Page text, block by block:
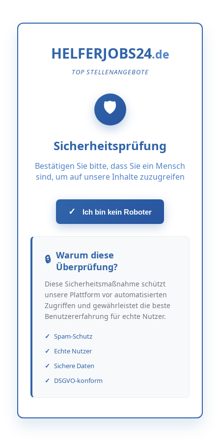
HELFERJOBS24
TOP STELLENANGEBOTE
Sicherheitsprüfung
Bestätigen Sie bitte, dass Sie ein Mensch
sind, um auf unsere Inhalte zuzugreifen
✓ Ich bin kein Roboter
Warum diese
Überprüfung?
Diese Sicherheitsmaßnahme schützt
unsere Plattform vor automatisierten
Zugriffen und gewährleistet die beste
Benutzererfahrung für echte Nutzer.
Spam-Schutz
Echte Nutzer
Sichere Daten
DSGVO-konform